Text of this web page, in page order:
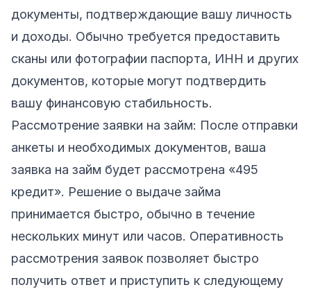
документы, подтверждающие вашу личность
и доходы. Обычно требуется предоставить
сканы или фотографии паспорта, ИНН и других
документов, которые могут подтвердить
вашу финансовую стабильность.
Рассмотрение заявки на займ: После отправки
анкеты и необходимых документов, ваша
заявка на займ будет рассмотрена «495
кредит». Решение о выдаче займа
принимается быстро, обычно в течение
нескольких минут или часов. Оперативность
рассмотрения заявок позволяет быстро
получить ответ и приступить к следующему